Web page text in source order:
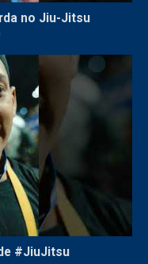
no Jiu-Jitsu
#JiuJitsu